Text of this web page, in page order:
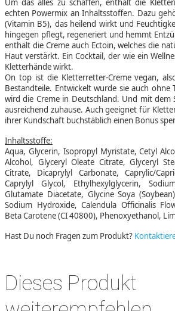
Um das alles zu schaffen, enthält die
echten Powermix an Inhaltsstoffen. Dazu
(Vitamin B5), das heilend wirkt und
hingegen pflegt, regeneriert und hemmt
enthält die Creme auch Ectoin, welches die
Haut verstärkt. Ein Cocktail, der wie ein
Kletterhände wirkt.
On top ist die Kletterretter-Creme vegan,
Bestandteile. Entwickelt wurde sie auch ohne
wird die Creme in Deutschland. Und mit dem
ausreichend zuhause. Auch geeignet für
ihrer Kundschaft buchstäblich einen Bonus
Inhaltsstoffe:
Aqua, Glycerin, Isopropyl Myristate, Cetyl
Alcohol, Glyceryl Oleate Citrate, Glyceryl
Citrate, Dicaprylyl Carbonate, Caprylic/
Caprylyl Glycol, Ethylhexylglycerin,
Glutamate Diacetate, Glycine Soya
Sodium Hydroxide, Calendula Officinalis
Beta Carotene (CI 40800), Phenoxyethanol,
Hast Du noch Fragen zum Produkt?
Dieses Produkt